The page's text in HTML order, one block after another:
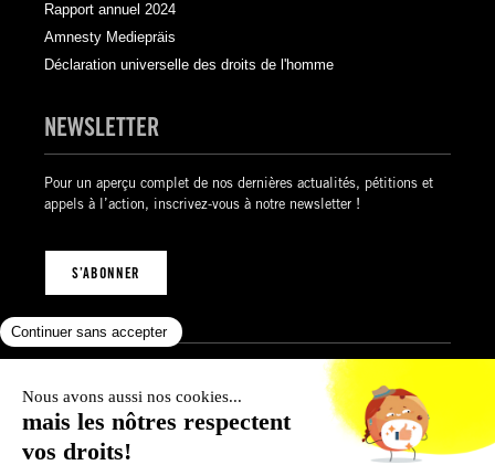
Rapport annuel 2024
Amnesty Mediepräis
Déclaration universelle des droits de l'homme
NEWSLETTER
Pour un aperçu complet de nos dernières actualités, pétitions et
appels à l’action, inscrivez-vous à notre newsletter !
S’ABONNER
Mentions légales
Politique de confidentialité
Politique des cookies
Conditions générales de vente